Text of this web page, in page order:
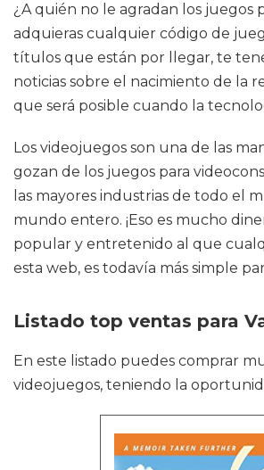
¿A quién no le agradan los juegos
adquieras cualquier código de
títulos que están por llegar, te
noticias sobre el nacimiento de la
que será posible cuando la
Los videojuegos son una de las
gozan de los juegos para
las mayores industrias de todo el
mundo entero. ¡Eso es mucho
popular y entretenido al que
esta web, es todavía más simple
Listado top ventas para
En este listado puedes comprar
videojuegos, teniendo la